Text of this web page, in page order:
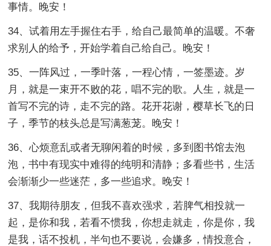
事情。晚安！
34、试着用左手握住右手，给自己最简单的温暖。不奢
求别人的给予，开始学着自己给自己。晚安！
35、一阵风过，一季叶落，一程心情，一签墨迹。岁
月，就是一束开不败的花，唱不完的歌。人生，就是一
首写不完的诗，走不完的路。花开花谢，樱草长飞的日
子，季节的枝头总是写满葱茏。晚安！
36、心烦意乱或者无聊闲着的时候，多到图书馆去泡
泡，书中有现实中难得的纯明和清静；多看些书，生活
会渐渐少一些迷茫，多一些追求。晚安！
37、我期待朋友，但我不喜欢强求，若脾气相投就一
起，是你和我，若看不惯我，你想走就走，你是你，我
是我，话不投机，半句也不要说，会嫌多，情投意合，